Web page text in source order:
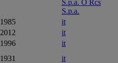
S.p.a. O Rcs
S.p.a.
1985
it
2012
it
1996
it
1931 it